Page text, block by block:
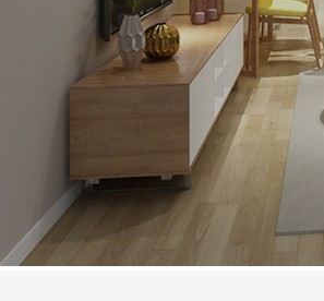
手机
公司
邮箱